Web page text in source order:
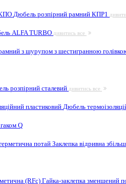
Дюбель розпірний рамний КПР1
ALFA TURBO дивитись все
з шурупом з шестигранною
розпірний сталевий дивитись все
пластиковий Дюбель
Q
потайЗаклепка відривна
(RFc) Гайка-заклепка зменшений